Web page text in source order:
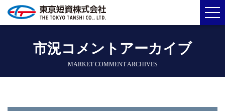
市況コメントアーカイブ
MARKET COMMENT ARCHIVES